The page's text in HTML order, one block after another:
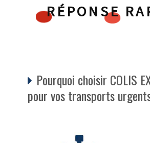
RÉPONSE
Pourquoi choisir COLIS
pour vos transports